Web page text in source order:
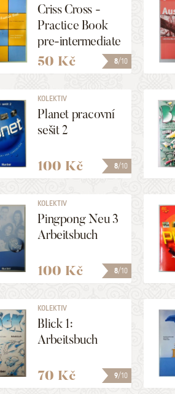
8/10
Criss Cross -
Practice Book
pre-intermediate
50 Kč
8/10
KOLEKTIV
Planet pracovní
sešit 2
100 Kč
8/10
KOLEKTIV
Pingpong Neu 3
Arbeitsbuch
100 Kč
9/10
KOLEKTIV
Blick 1:
Arbeitsbuch
70 Kč